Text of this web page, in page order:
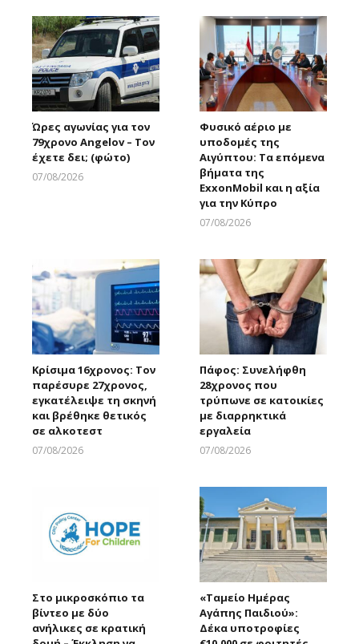
Ώρες αγωνίας για τον
79χρονο Angelov – Τον
έχετε δει; (φώτο)
07/08/2026
Φυσικό αέριο με
υποδομές της
Αιγύπτου: Τα επόμενα
βήματα της
ExxonMobil και η αξία
για την Κύπρο
07/08/2026
Κρίσιμα 16χρονος: Τον
παρέσυρε 27χρονος,
εγκατέλειψε τη σκηνή
και βρέθηκε θετικός
σε αλκοτεστ
07/08/2026
Πάφος: Συνελήφθη
28χρονος που
τρύπωνε σε κατοικίες
με διαρρηκτικά
εργαλεία
07/08/2026
Στο μικροσκόπιο τα
βίντεο με δύο
ανήλικες σε κρατική
«Ταμείο Ημέρας
Αγάπης Παιδιού»:
Δέκα υποτροφίες